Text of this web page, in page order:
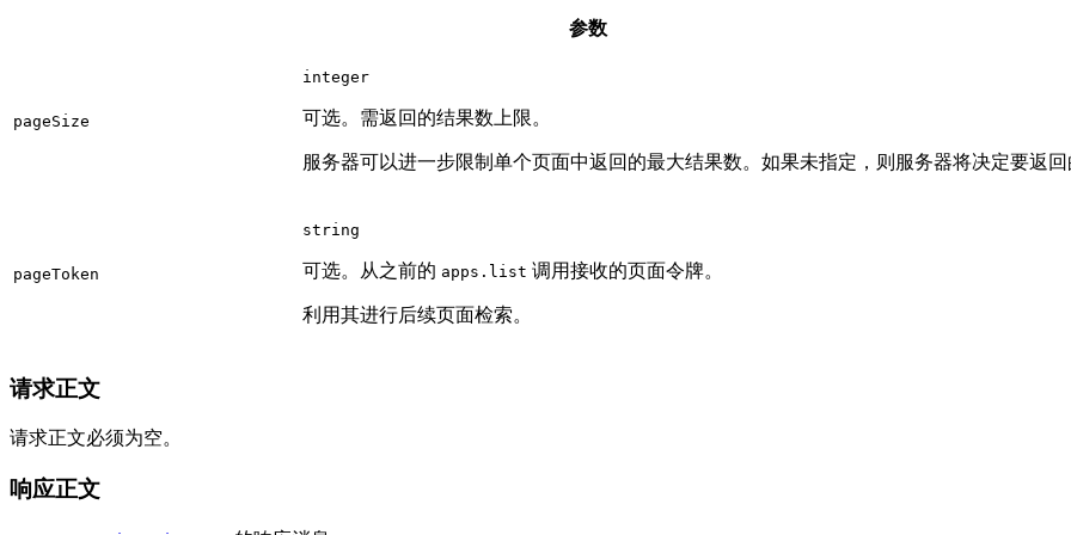
参数
pageSize
integer
可选。需返回的结果数上限。
服务器可以进一步限制单个页面中返回的最大结果数。如果未指定，则服务器将决定要返回
pageToken
string
可选。从之前的 apps.list 调用接收的页面令牌。
利用其进行后续页面检索。
请求正文
请求正文必须为空。
响应正文